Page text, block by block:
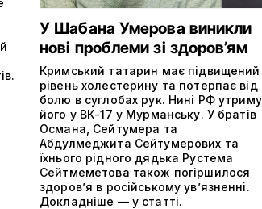
У Шабана Умерова виникли
нові проблеми зі здоров’ям
Кримський татарин має підвищений
рівень холестерину та потерпає від
болю в суглобах рук. Нині РФ
його у ВК-17 у Мурманську. У братів
Османа, Сейтумера та
Абдулмеджита Сейтумерових та
їхнього рідного дядька Рустема
Сейтмеметова також погіршилося
здоров’я в російському ув’язненні.
Докладніше — у статті.